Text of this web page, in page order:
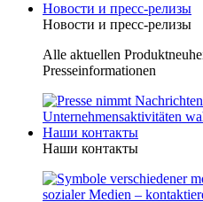
Новости и пресс-релизы
Новости и пресс-релизы
Alle aktuellen
Presseinformationen
Наши контакты
Наши контакты